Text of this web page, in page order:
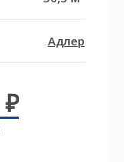
Адлер